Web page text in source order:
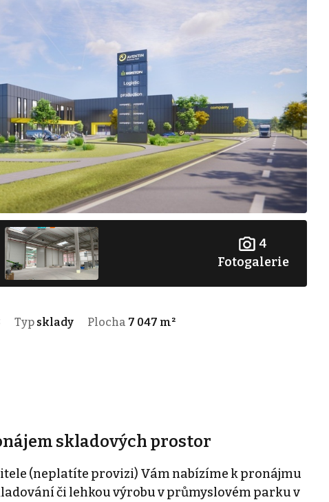
4
Fotogalerie
Typ sklady Plocha 7 047 m²
skladových prostor
(neplatíte provizi) Vám nabízíme k pronájmu
či lehkou výrobu v průmyslovém parku v